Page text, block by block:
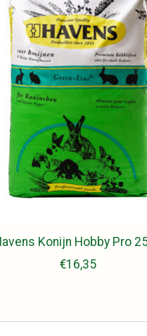
Konijn Hobby Pro
€16,35